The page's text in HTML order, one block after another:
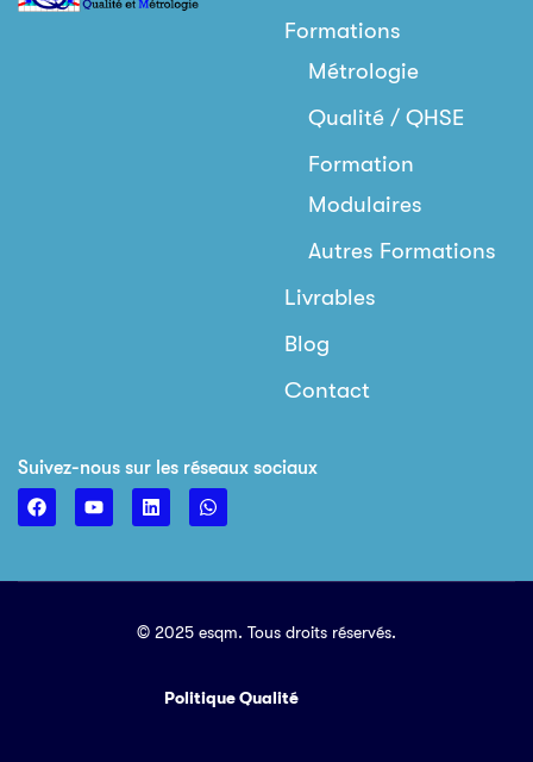
Formations
Métrologie
Qualité / QHSE
Formation
Modulaires
Autres Formations
Livrables
Blog
Contact
Suivez-nous sur les réseaux sociaux
© 2025 esqm. Tous droits réservés.
Politique Qualité